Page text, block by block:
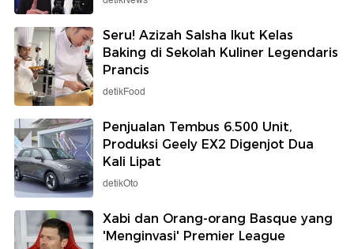
Seru! Azizah Salsha Ikut Kelas
Baking di Sekolah Kuliner Legendaris
Prancis
detikFood
Penjualan Tembus 6.500 Unit,
Produksi Geely EX2 Digenjot Dua
Kali Lipat
detikOto
Xabi dan Orang-orang Basque yang
'Menginvasi' Premier League